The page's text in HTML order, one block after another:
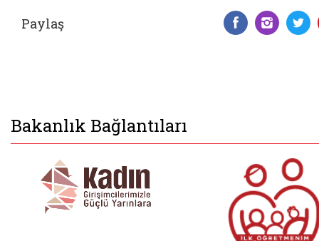
Paylaş
Bakanlık Bağlantıları